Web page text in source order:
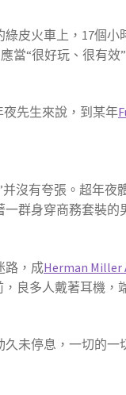
火車上，17個小
“很好玩、很有
先生來說，到某年
并沒有夸張。超年夜
群身穿商務套裝的
路，成Herman Miller
良多人戴著耳機
停息，一切的一